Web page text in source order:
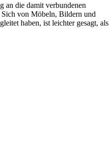
an die damit verbundenen
Sich von Möbeln, Bildern und
haben, ist leichter gesagt, als